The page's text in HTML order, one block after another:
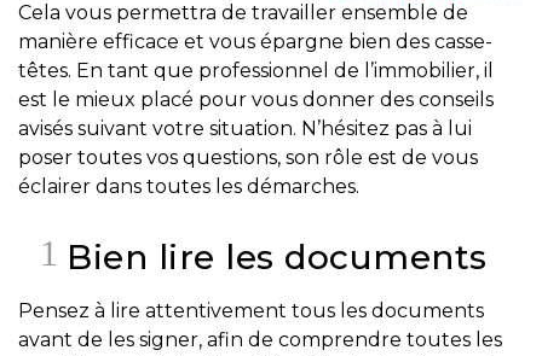
Programme
Visibili-
Programmes
exclusifs
Cela vous permettra de travailler ensemble de
manière efficace et vous épargne bien des casse-
têtes. En tant que professionnel de l’immobilier, il
est le mieux placé pour vous donner des conseils
avisés suivant votre situation. N’hésitez pas à lui
poser toutes vos questions, son rôle est de vous
éclairer dans toutes les démarches.
Bien lire les documents
Pensez à lire attentivement tous les documents
avant de les signer, afin de comprendre toutes les